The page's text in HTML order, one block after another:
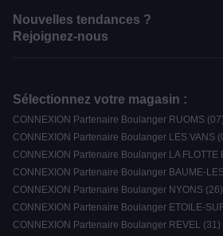
Nouvelles tendances ?
Rejoignez-nous
Sélectionnez votre magasin :
CONNEXION Partenaire Boulanger RUOMS (07)
CONNEXION Partenaire Boulanger LES VANS
CONNEXION Partenaire Boulanger LA FLOTTE
CONNEXION Partenaire Boulanger BAUME-
CONNEXION Partenaire Boulanger NYONS (26)
CONNEXION Partenaire Boulanger ETOILE-
CONNEXION Partenaire Boulanger REVEL (31)